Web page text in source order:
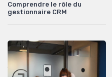
Comprendre le rôle du
gestionnaire CRM